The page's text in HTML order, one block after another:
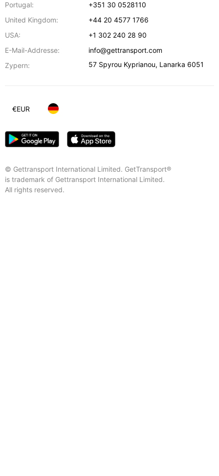
Portugal:
+351 30 0528110
United Kingdom:
+44 20 4577 1766
USA:
+1 302 240 28 90
E-Mail-Addresse:
info@gettransport.com
Zypern:
57 Spyrou Kyprianou, Lanarka 6051
© Gettransport International Limited. GetTransport®
is trademark of Gettransport International Limited.
All rights reserved.
€EUR